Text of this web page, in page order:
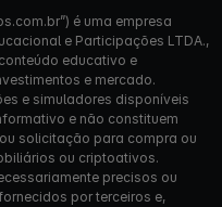
é uma empresa
e Participações LTDA.,
educativo e
e mercado.
e simuladores disponíveis
e não constituem
solicitação para compra ou
ou criptoativos.
precisos ou
por terceiros e,